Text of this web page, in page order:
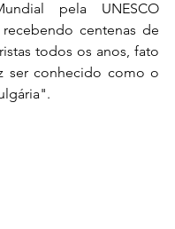
pela UNESCO
centenas de
todos os anos, fato
ser conhecido como o